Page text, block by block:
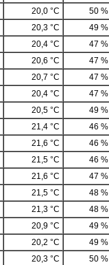
20,0 °C
50 %
20,3 °C
49 %
20,4 °C
47 %
20,6 °C
47 %
20,7 °C
47 %
20,4 °C
47 %
20,5 °C
49 %
21,4 °C
46 %
21,6 °C
46 %
21,5 °C
46 %
21,6 °C
47 %
21,5 °C
48 %
21,3 °C
48 %
20,9 °C
49 %
20,2 °C
49 %
20,3 °C
50 %